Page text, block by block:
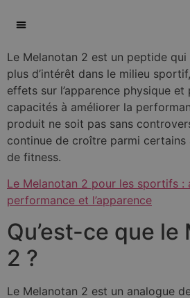
Le Melanotan 2 est un peptide
plus d’intérêt dans le milieu
effets sur l’apparence physique
capacités à améliorer la
produit ne soit pas sans
continue de croître parmi certains
de fitness.
Le Melanotan 2 pour les sportifs :
performance et l’apparence
Qu’est-ce que le
2 ?
Le Melanotan 2 est un analogue